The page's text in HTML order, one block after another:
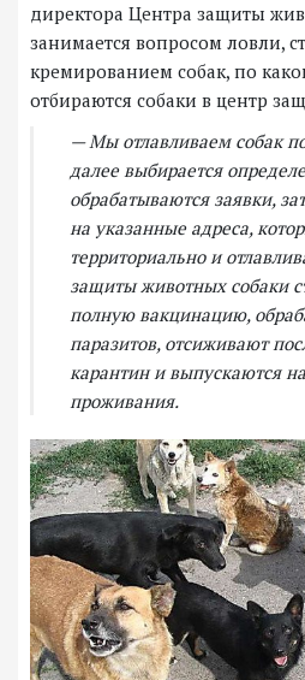
директора Центра защиты
занимается вопросом ловли,
кремированием собак, по
отбираются собаки в центр
— Мы отлавливаем собак
далее выбирается
обрабатываются заявки,
на указанные адреса,
территориально и
защиты животных собаки
полную вакцинацию,
паразитов, отсиживают
карантин и выпускаются
проживания.